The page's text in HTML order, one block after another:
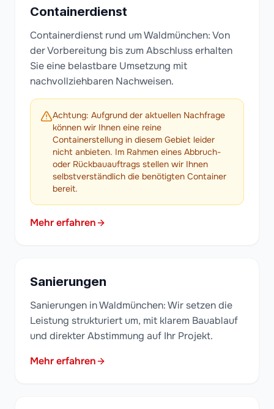
Containerdienst
Containerdienst rund um Waldmünchen: Von
der Vorbereitung bis zum Abschluss erhalten
Sie eine belastbare Umsetzung mit
nachvollziehbaren Nachweisen.
Achtung: Aufgrund der aktuellen Nachfrage
können wir Ihnen eine reine
Containerstellung in diesem Gebiet leider
nicht anbieten. Im Rahmen eines Abbruch-
oder Rückbauauftrags stellen wir Ihnen
selbstverständlich die benötigten Container
bereit.
Mehr erfahren
Sanierungen
Sanierungen in Waldmünchen: Wir setzen die
Leistung strukturiert um, mit klarem Bauablauf
und direkter Abstimmung auf Ihr Projekt.
Mehr erfahren